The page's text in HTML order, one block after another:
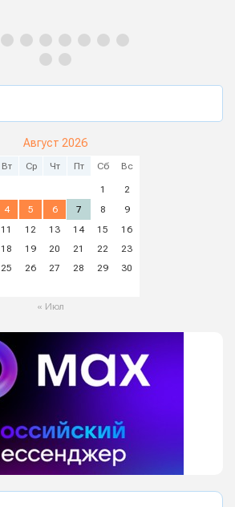
Август 2026
Вт Ср Чт Пт Сб Вс
1
2
4 5 6 7 8
9
11 12 13 14 15
16
18 19 20 21 22
23
25 26 27 28 29
30
« Июл